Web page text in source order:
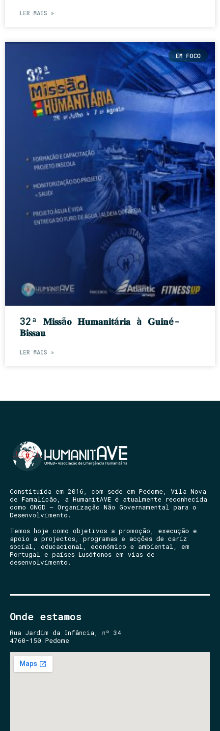
LER MAIS »
EM FOCO
32ª 𝐌𝐢𝐬𝐬ã𝐨 𝐇𝐮𝐦𝐚𝐧𝐢𝐭á𝐫𝐢𝐚 à 𝐆𝐮𝐢𝐧é-
𝐁𝐢𝐬𝐬𝐚𝐮
LER MAIS »
Constituída em 2016, com sede em Pedome, Vila Nova
de Famalicão, a HumanitAVE é atualmente reconhecida
como ONGD – Organização Não Governamental para o
Desenvolvimento.
Temos hoje como objetivos a promoção, execução e
apoio a projectos, programas e acções de cariz
social, educacional, económico e ambiental, em
Portugal e países Lusófonos em vias de
desenvolvimento.
Onde estamos
Rua Jardim da Infância, nº 34
4760-150 Pedome